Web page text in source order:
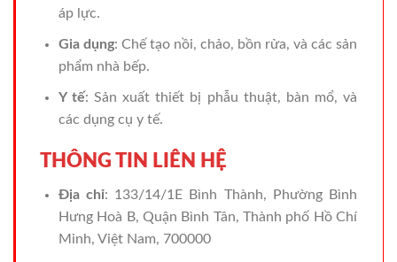
áp lực.
Gia dụng: Chế tạo nồi, chảo, bồn rửa, và các sản
phẩm nhà bếp.
Y tế: Sản xuất thiết bị phẫu thuật, bàn mổ, và
các dụng cụ y tế.
THÔNG TIN LIÊN HỆ
Địa chỉ: 133/14/1E Bình Thành, Phường Bình
Hưng Hoà B, Quận Bình Tân, Thành phố Hồ Chí
Minh, Việt Nam, 700000